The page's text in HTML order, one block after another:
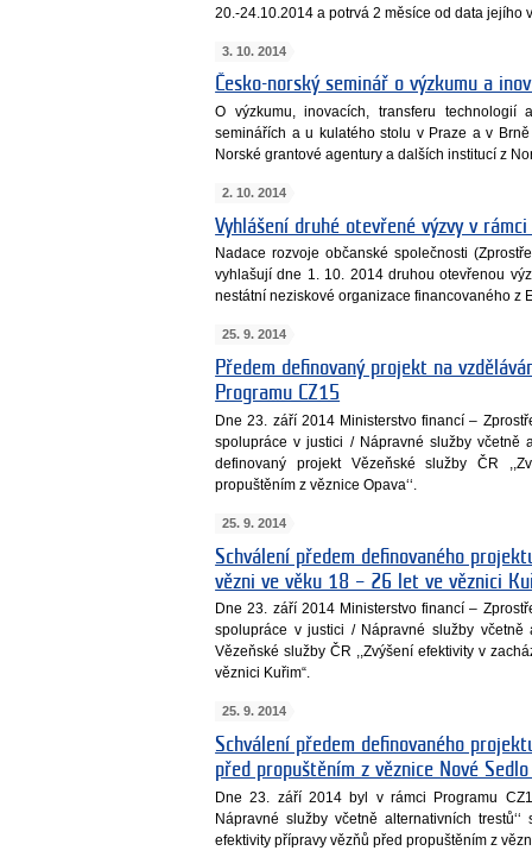
20.-24.10.2014 a potrvá 2 měsíce od data jejího
3. 10. 2014
Česko-norský seminář o výzkumu a
O výzkumu, inovacích, transferu technologií
seminářích a u kulatého stolu v Praze a v
Norské grantové agentury a dalších institucí z
2. 10. 2014
Vyhlášení druhé otevřené výzvy v
Nadace rozvoje občanské společnosti
vyhlašují dne 1. 10. 2014 druhou otevřenou
nestátní neziskové organizace financovaného z
25. 9. 2014
Předem definovaný projekt na
Programu CZ15
Dne 23. září 2014 Ministerstvo financí –
spolupráce v justici / Nápravné služby včetně
definovaný projekt Vězeňské služby ČR
propuštěním z věznice Opava‘‘.
25. 9. 2014
Schválení předem definovaného
vězni ve věku 18 – 26 let ve věznici
Dne 23. září 2014 Ministerstvo financí –
spolupráce v justici / Nápravné služby včetně
Vězeňské služby ČR ,,Zvýšení efektivity v
věznici Kuřim“.
25. 9. 2014
Schválení předem definovaného
před propuštěním z věznice Nové
Dne 23. září 2014 byl v rámci Programu
Nápravné služby včetně alternativních
efektivity přípravy vězňů před propuštěním z